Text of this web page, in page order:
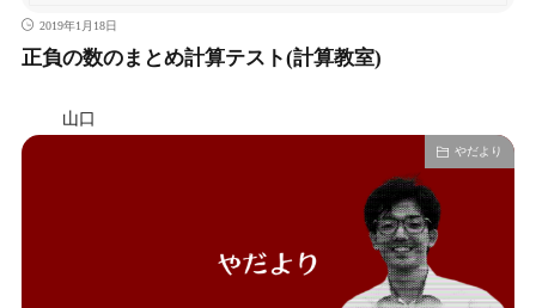
2019年1月18日
正負の数のまとめ計算テスト(計算教室)
山口
やだより